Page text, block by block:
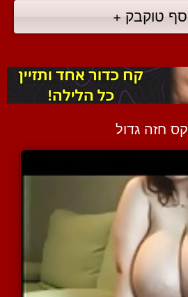
טוקבק +
חזה גדול